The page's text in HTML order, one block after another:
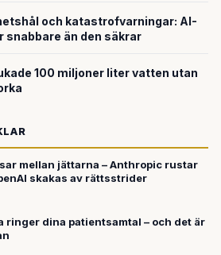
och katastrofvarningar: AI-
snabbare än den säkrar
100 miljoner liter vatten utan
mellan jättarna – Anthropic rustar
skakas av rättsstrider
ringer dina patientsamtal – och det är